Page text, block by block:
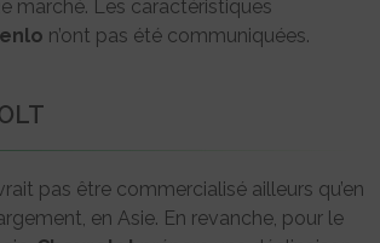
marché. Les caractéristiques
n’ont pas été communiquées.
pas être commercialisé ailleurs qu’en
en Asie. En revanche, pour le